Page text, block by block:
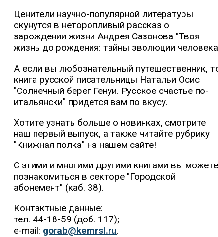
Ценители научно-популярной литературы
окунутся в неторопливый рассказ о
зарождении жизни Андрея Сазонова "Твоя
жизнь до рождения: тайны эволюции
А если вы любознательный путешественник,
книга русской писательницы Натальи Осис
"Солнечный берег Генуи. Русское счастье по-
итальянски" придется вам по вкусу.
Хотите узнать больше о новинках, смотрите
наш первый выпуск, а также читайте рубрику
"Книжная полка" на нашем сайте!
С этими и многими другими книгами вы можете
познакомиться в секторе "Городской
абонемент" (каб. 38).
Контактные данные:
тел. 44-18-59 (доб. 117);
e-mail: gorab@kemrsl.ru.